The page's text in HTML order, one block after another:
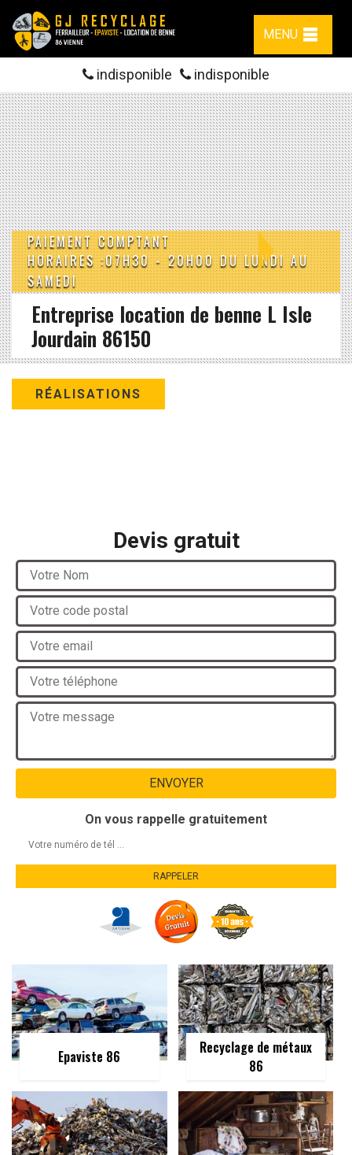
MENU
indisponible indisponible
PAIEMENT COMPTANT
HORAIRES :07H30 - 20H00 DU LUNDI AU
SAMEDI
Entreprise location de benne L Isle
Jourdain 86150
RÉALISATIONS
Devis gratuit
On vous rappelle gratuitement
Epaviste 86
Recyclage de métaux
86